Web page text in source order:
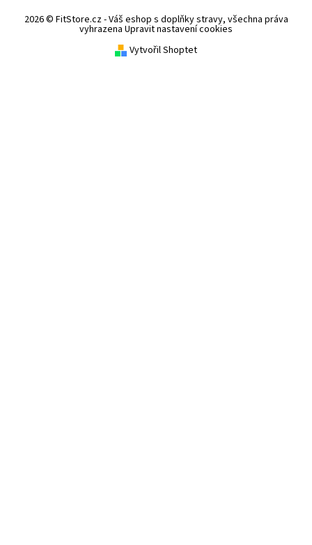
2026 © FitStore.cz - Váš eshop s doplňky stravy, všechna práva
vyhrazena Upravit nastavení cookies
Vytvořil Shoptet